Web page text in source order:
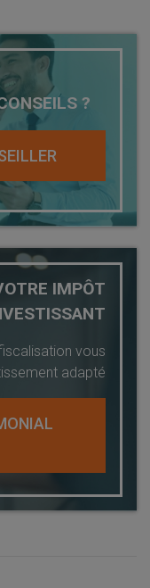
?
IMPÔT
vous
adapté